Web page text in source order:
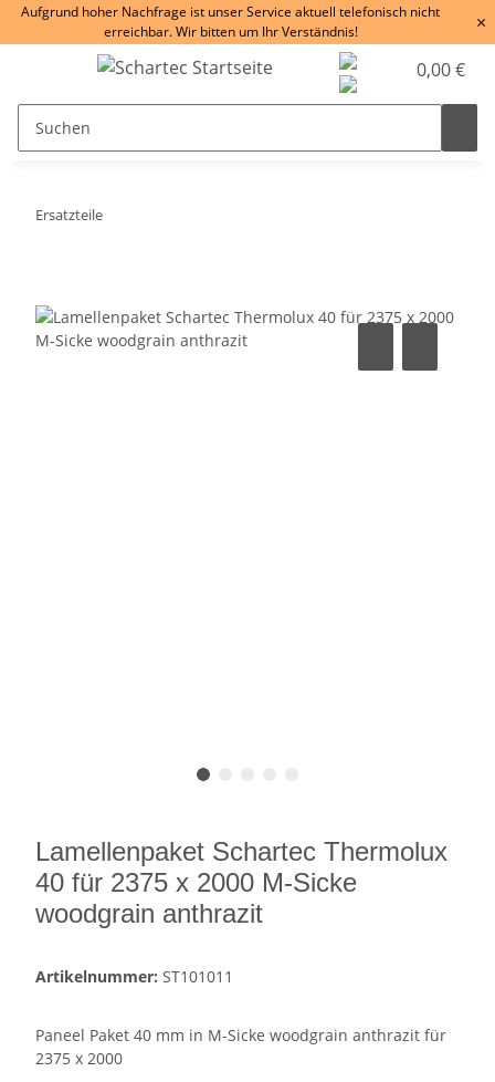
Aufgrund hoher Nachfrage ist unser Service aktuell telefonisch nicht
erreichbar. Wir bitten um Ihr Verständnis!
×
0,00 €
Ersatzteile
Lamellenpaket Schartec Thermolux
40 für 2375 x 2000 M-Sicke
woodgrain anthrazit
Artikelnummer: ST101011
Paneel Paket 40 mm in M-Sicke woodgrain anthrazit für
2375 x 2000